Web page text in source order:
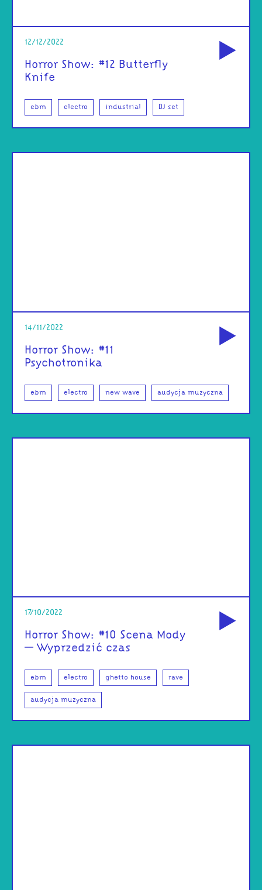
12/12/2022
Horror Show: #12 Butterfly
Knife
ebm electro industrial DJ set
14/11/2022
Horror Show: #11
Psychotronika
ebm electro new wave audycja muzyczna
17/10/2022
Horror Show: #10 Scena Mody
– Wyprzedzić czas
ebm electro ghetto house rave
audycja muzyczna